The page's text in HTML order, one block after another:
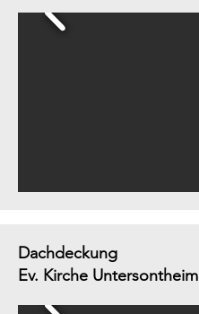
Dachdeckung
Ev. Kirche Untersontheim